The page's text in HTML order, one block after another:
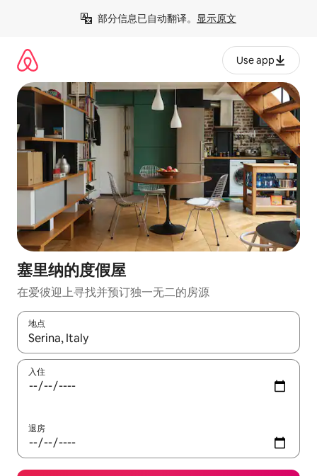
部分信息已自动翻译。 显示原文
Use app
塞里纳的度假屋
在爱彼迎上寻找并预订独一无二的房源
地点
如有搜索结果，请使用上下方向键查看，或通过点击或滑动手势
入住
退房